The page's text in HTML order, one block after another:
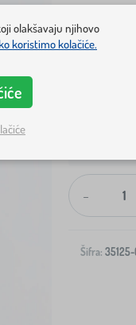
svojstva i
Dostava na
-
Šifra:
olakšavaju njihovo
koristimo kolačiće.